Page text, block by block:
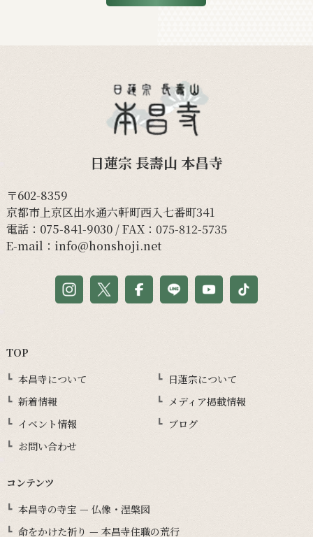
日蓮宗 長壽山 本昌寺
〒602-8359
京都市上京区出水通六軒町西入七番町341
電話： 075-841-9030/ FAX：075-812-5735
E-mail： info@honshoji.net
TOP
本昌寺について
日蓮宗について
新着情報
メディア掲載情報
イベント情報
ブログ
お問い合わせ
コンテンツ
本昌寺の寺宝 — 仏像・涅槃図
命をかけた祈り — 本昌寺住職の荒行